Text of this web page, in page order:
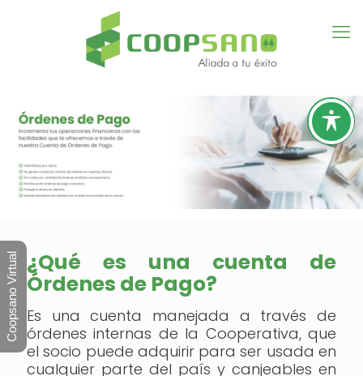
¿Qué es una cuenta de
Órdenes de Pago?
Es una cuenta manejada a través de
órdenes internas de la Cooperativa, que
el socio puede adquirir para ser usada en
cualquier parte del país y canjeables en
Coopsano Virtual